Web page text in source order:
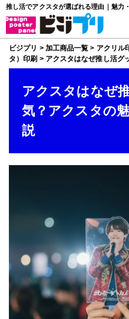
推し活でアクスタが選ばれる理由｜魅力
ビジプリ > 加工商品一覧 > アクリル
タ）印刷 > アクスタはなぜ推し活グ
アクスタはなぜ
気？アクスタの
説